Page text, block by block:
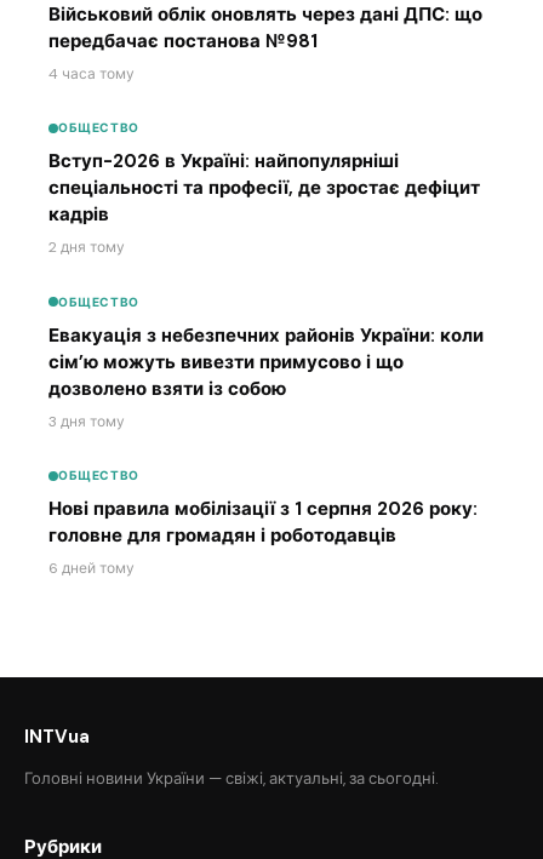
Військовий облік оновлять через дані ДПС: що
передбачає постанова №981
4 часа тому
ОБЩЕСТВО
Вступ-2026 в Україні: найпопулярніші
спеціальності та професії, де зростає дефіцит
кадрів
2 дня тому
ОБЩЕСТВО
Евакуація з небезпечних районів України: коли
сім’ю можуть вивезти примусово і що
дозволено взяти із собою
3 дня тому
ОБЩЕСТВО
Нові правила мобілізації з 1 серпня 2026 року:
головне для громадян і роботодавців
6 дней тому
INTVua
Головні новини України — свіжі, актуальні, за сьогодні.
Рубрики